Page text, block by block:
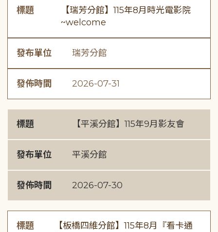
標題
【瑞芳分館】115年8月時光電影院
~welcome
發布單位 瑞芳分館
發佈時間 2026-07-31
標題 【平溪分館】115年9月影友會
發布單位 平溪分館
發佈時間 2026-07-30
標題
【板橋四維分館】115年8月『看卡通